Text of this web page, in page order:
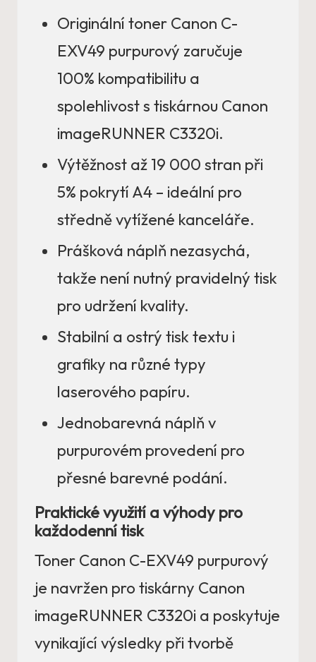
Originální toner Canon C-
EXV49 purpurový zaručuje
100% kompatibilitu a
spolehlivost s tiskárnou Canon
imageRUNNER C3320i.
Výtěžnost až 19 000 stran při
5% pokrytí A4 – ideální pro
středně vytížené kanceláře.
Prášková náplň nezasychá,
takže není nutný pravidelný tisk
pro udržení kvality.
Stabilní a ostrý tisk textu i
grafiky na různé typy
laserového papíru.
Jednobarevná náplň v
purpurovém provedení pro
přesné barevné podání.
Praktické využití a výhody pro
každodenní tisk
Toner Canon C-EXV49 purpurový
je navržen pro tiskárny Canon
imageRUNNER C3320i a poskytuje
vynikající výsledky při tvorbě